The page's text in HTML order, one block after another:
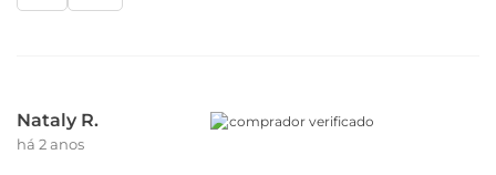
Nataly R.
há 2 anos
comprador verificado